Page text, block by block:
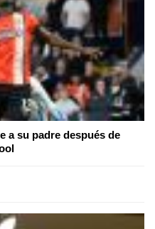
a su padre después de